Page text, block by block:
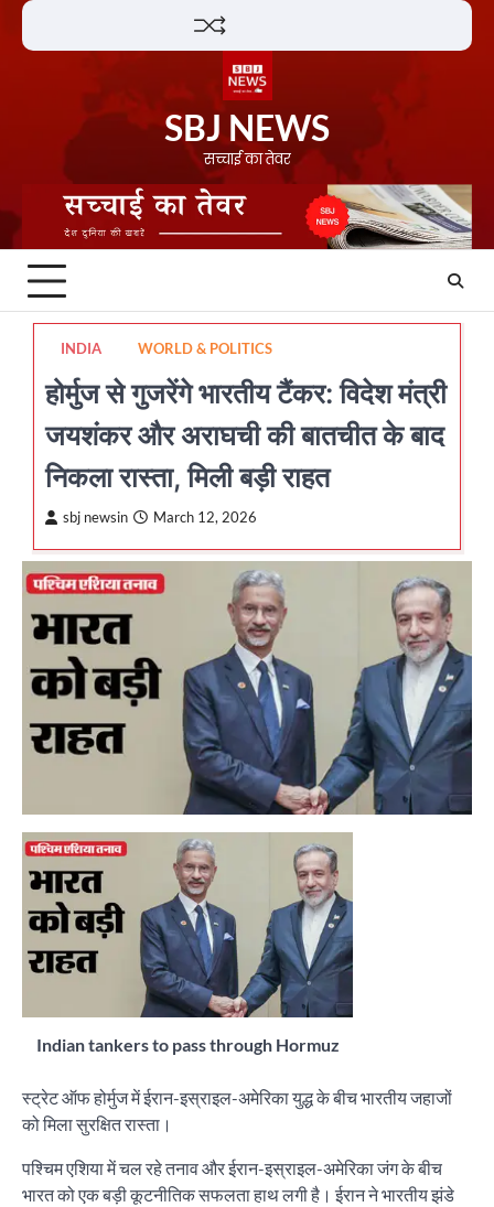
Skip
SBJ NEWS
सच्चाई का तेवर
INDIA WORLD & POLITICS
होर्मुज से गुजरेंगे भारतीय टैंकर: विदेश मंत्री
जयशंकर और अराघची की बातचीत के बाद
निकला रास्ता, मिली बड़ी राहत
sbj newsin March 12, 2026
Indian tankers to pass through Hormuz
स्ट्रेट ऑफ होर्मुज में ईरान-इस्राइल-अमेरिका युद्ध के बीच भारतीय जहाजों
को मिला सुरक्षित रास्ता।
पश्चिम एशिया में चल रहे तनाव और ईरान-इस्राइल-अमेरिका जंग के बीच
भारत को एक बड़ी कूटनीतिक सफलता हाथ लगी है। ईरान ने भारतीय झंडे